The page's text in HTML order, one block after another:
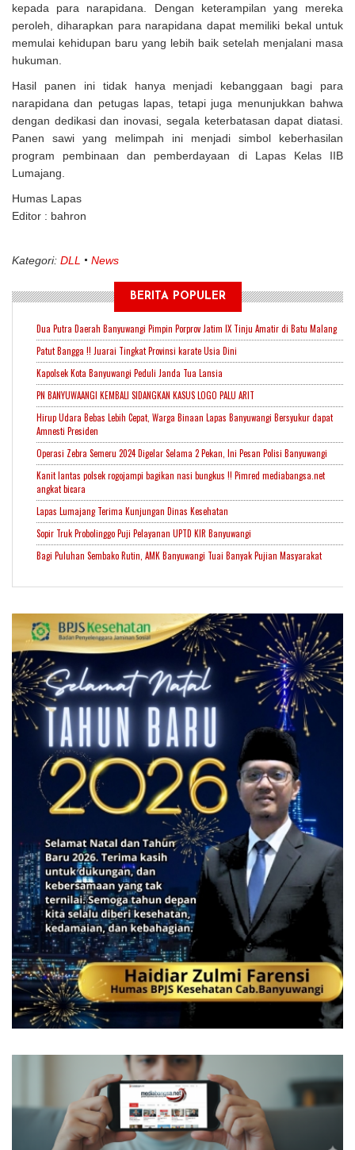
kepada para narapidana. Dengan keterampilan yang mereka
peroleh, diharapkan para narapidana dapat memiliki bekal untuk
memulai kehidupan baru yang lebih baik setelah menjalani masa
hukuman.
Hasil panen ini tidak hanya menjadi kebanggaan bagi para
narapidana dan petugas lapas, tetapi juga menunjukkan bahwa
dengan dedikasi dan inovasi, segala keterbatasan dapat diatasi.
Panen sawi yang melimpah ini menjadi simbol keberhasilan
program pembinaan dan pemberdayaan di Lapas Kelas IIB
Lumajang.
Humas Lapas
Editor : bahron
Kategori: DLL News
BERITA POPULER
Dua Putra Daerah Banyuwangi Pimpin Porprov Jatim IX Tinju Amatir di Batu Malang
Patut Bangga !! Juarai Tingkat Provinsi karate Usia Dini
Kapolsek Kota Banyuwangi Peduli Janda Tua Lansia
PN BANYUWAANGI KEMBALI SIDANGKAN KASUS LOGO PALU ARIT
Hirup Udara Bebas Lebih Cepat, Warga Binaan Lapas Banyuwangi Bersyukur dapat
Amnesti Presiden
Operasi Zebra Semeru 2024 Digelar Selama 2 Pekan, Ini Pesan Polisi Banyuwangi
Kanit lantas polsek rogojampi bagikan nasi bungkus !! Pimred mediabangsa.net
angkat bicara
Lapas Lumajang Terima Kunjungan Dinas Kesehatan
Sopir Truk Probolinggo Puji Pelayanan UPTD KIR Banyuwangi
Bagi Puluhan Sembako Rutin, AMK Banyuwangi Tuai Banyak Pujian Masyarakat